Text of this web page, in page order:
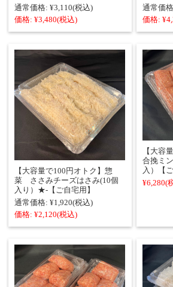
通常価格: ¥3,110(税込)
価格: ¥3,480(税込)
通常価
価格:
【大容量で100円オトク】惣
菜 ささみチーズはさみ(10個
入り）★‐【ご自宅用】
通常価格: ¥1,920(税込)
価格: ¥2,120(税込)
【大容
合挽ミ
入）【
¥6,280(